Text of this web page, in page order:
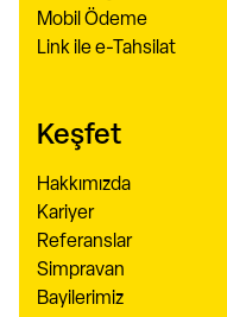
Mobil Ödeme
Link ile e-Tahsilat
Keşfet
Hakkımızda
Kariyer
Referanslar
Simpravan
Bayilerimiz